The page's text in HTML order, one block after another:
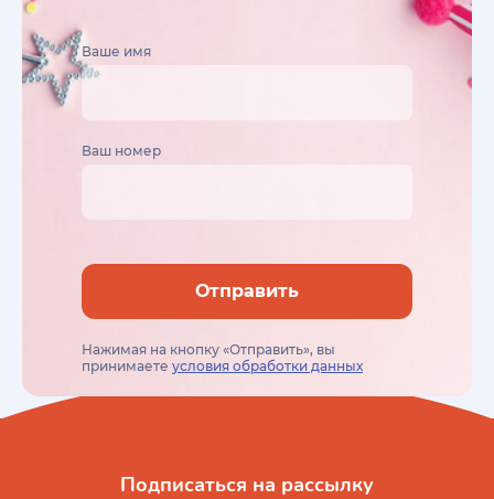
Ваше имя
Ваш номер
Отправить
Нажимая на кнопку «Отправить», вы
принимаете условия обработки данных
Подписаться на рассылку